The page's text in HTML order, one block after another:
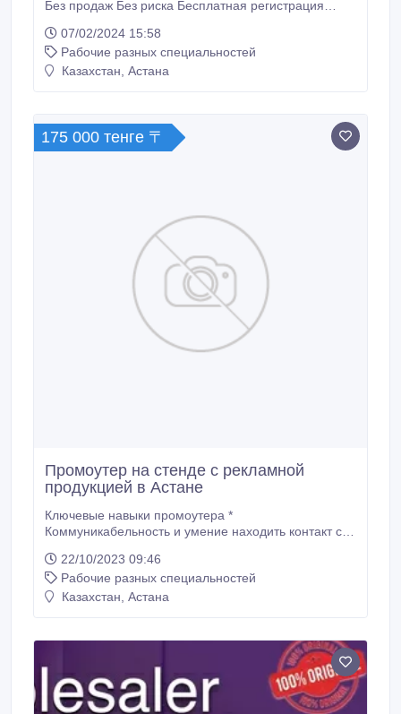
Без продаж Без риска Бесплатная регистрация
Регулярные выплаты Удобный график Сделайте
свой первый шаг к своей цели уже сегодня .
Присоединяйтесь прямо сейчас и обеспечите путь к
07/02/2024 15:58
Рабочие разных специальностей
Казахстан, Астана
175 000 тенге 〒
Промоутер на стенде с рекламной
продукцией в Астане
Ключевые навыки промоутера *
Коммуникабельность и умение находить контакт с
промоутера. * Готовность освоить информацию о
продукции. * Ответственность и пунктуальность. *
Представительный внешний вид. Внешний вид
аккуратным.
22/10/2023 09:46
Рабочие разных специальностей
Казахстан, Астана